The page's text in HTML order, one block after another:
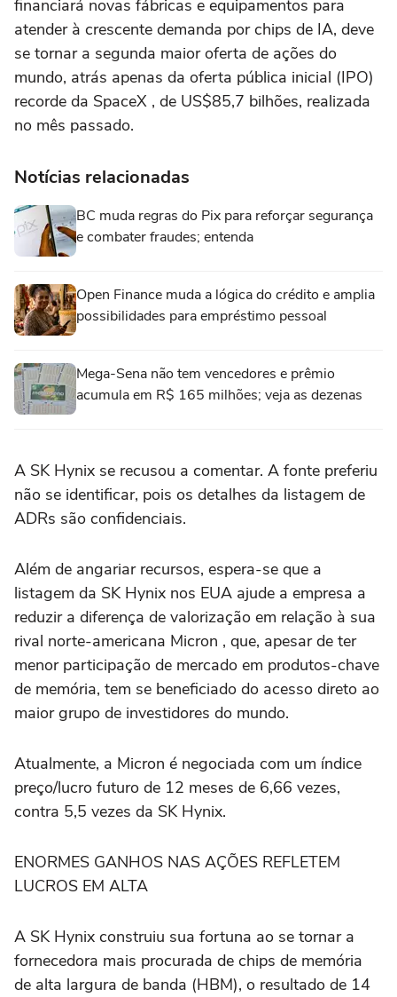
financiará novas fábricas e equipamentos para
atender ⁠à crescente demanda por chips de IA, deve
se tornar a segunda maior oferta de ‌ações do
mundo, atrás apenas da oferta pública inicial (IPO)
recorde da SpaceX , de US$85,7 bilhões, realizada
no mês passado.
Notícias relacionadas
BC muda regras do Pix para reforçar segurança
e combater fraudes; entenda
Open Finance muda a lógica do crédito e amplia
possibilidades para empréstimo pessoal
Mega-Sena não tem vencedores e prêmio
acumula em R$ 165 milhões; veja as dezenas
A SK Hynix se recusou a comentar. A fonte preferiu
não se identificar, ‌pois os detalhes da listagem de
ADRs são confidenciais.
Além de ‌angariar recursos, espera-se que a
listagem da SK Hynix nos EUA ajude a empresa ⁠a
reduzir a diferença de valorização em relação à sua
rival norte-americana Micron , que, apesar de ter
menor participação de mercado em produtos-chave
de memória, tem se beneficiado do acesso direto ao
maior grupo de investidores do mundo.
Atualmente, a Micron é negociada com um índice
preço/lucro futuro de 12 meses de 6,66 vezes,
contra 5,5 vezes da SK Hynix.
ENORMES GANHOS NAS ‌AÇÕES REFLETEM
LUCROS EM ALTA
A SK Hynix construiu sua fortuna ao se tornar a
fornecedora mais procurada ‌de chips de memória
de ⁠alta largura de banda (HBM), ⁠o resultado de 14